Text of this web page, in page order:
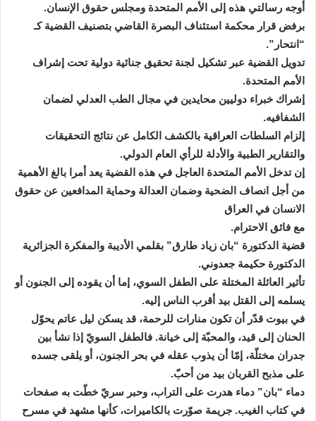
أوجه رسالتي هذه إلى الأمم المتحدة ومجلس حقوق الإنسان.
برفض قرار محكمة استئناف البصرة القاضي بتصنيف القضية كـ
“انتحار”.
تدويل القضية عبر تشكيل لجنة تحقيق جنائية دولية تحت إشراف
الأمم المتحدة.
إشراك خبراء دوليين محايدين في مجال الطب العدلي لضمان
الشفافيه.
إلزام السلطات العراقية بالكشف الكامل عن نتائج التحقيقات
والتقارير الطبية والأدلة للرأي العام الدولي.
إن تدخل الأمم المتحدة العاجل في هذه القضية يعد أمرا بالغ الأهمية
من أجل انصاف الضحية وضمان العدالة وحماية المدافعين عن حقوق
الانسان في العراق
مع فائق الاحترام.
قضية الدكتورة “بان زياد طارق” بقلمي الأديبة والمفكرة الجزائرية
الدكتورة حكيمة جعدوني.
تأثير العائلة المختلة على الطفل السوي، إما أن يقوده إلى الجنون أو
يسلمه إلى القتل بيد أقرب الناس إليه.
في بيوت قدّر أن تكون منارات للرحمة، قد يسكن ليل عاتم يحوّل
الحنان إلى قيد، والمحبّة إلى خيانة. فالطفل السويّ إذا نشأ بين
جدران مختلّة، إمّا أن يذوب عقله في بحر الجنون، أو يلقى جسده
على مذبح القربان بيد من أحبّ.
دماء “بان” دماء هدرت على التراب، وحبر سريّ خطّت به صفحات
في كتاب الغيب. جريمة صوّرت بالكاميرات، كأنها مشهد في مسرح